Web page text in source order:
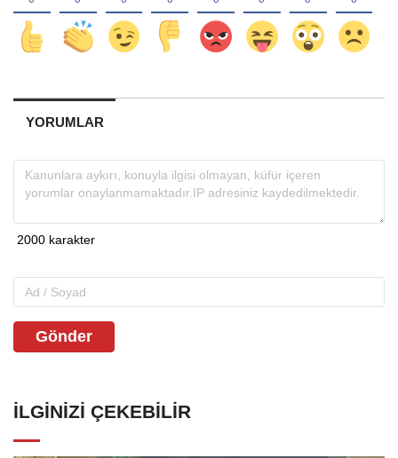
YORUMLAR
Gönder
İLGINIZI ÇEKEBILIR